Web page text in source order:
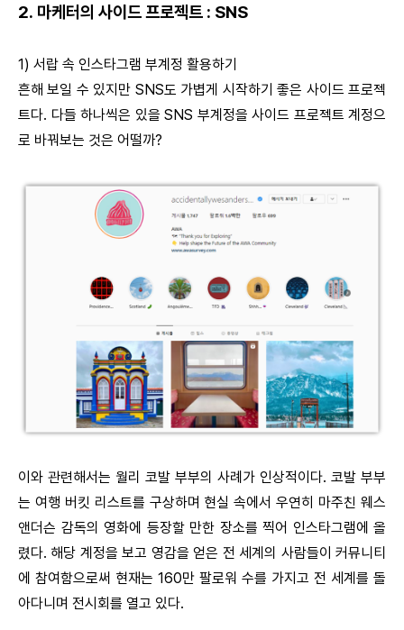
2. 마케터의 사이드 프로젝트 : SNS
1) 서랍 속 인스타그램 부계정 활용하기
흔해 보일 수 있지만 SNS도 가볍게 시작하기 좋은 사이드 프로젝
트다. 다들 하나씩은 있을 SNS 부계정을 사이드 프로젝트 계정으
로 바꿔보는 것은 어떨까?
이와 관련해서는 월리 코발 부부의 사례가 인상적이다. 코발 부부
는 여행 버킷 리스트를 구상하며 현실 속에서 우연히 마주친 웨스
앤더슨 감독의 영화에 등장할 만한 장소를 찍어 인스타그램에 올
렸다. 해당 계정을 보고 영감을 얻은 전 세계의 사람들이 커뮤니티
에 참여함으로써 현재는 160만 팔로워 수를 가지고 전 세계를 돌
아다니며 전시회를 열고 있다.